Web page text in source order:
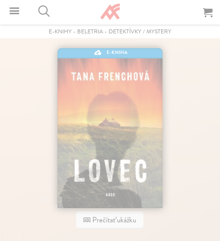
E-KNIHY - BELETRIA - DETEKTÍVKY / MYSTERY
E-KNIHA
Prečítať ukážku